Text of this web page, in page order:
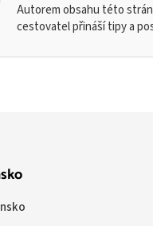
Autorem obsahu této
cestovatel přináší tipy a